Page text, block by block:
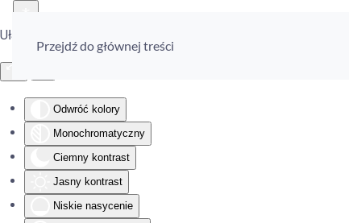
Ułatwienia dostępu
Odwróć kolory
Monochromatyczny
Ciemny kontrast
Jasny kontrast
Niskie nasycenie
Przejdź do głównej treści